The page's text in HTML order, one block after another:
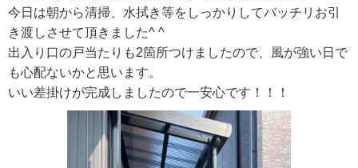
今日は朝から清掃、水拭き等をしっかりしてバッチリお引
き渡しさせて頂きました^ ^
出入り口の戸当たりも2箇所つけましたので、風が強い日で
も心配ないかと思います。
いい差掛けが完成しましたので一安心です！！！